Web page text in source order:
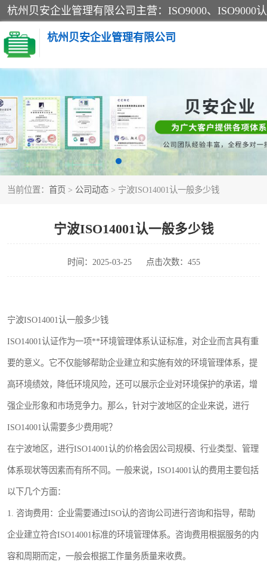
杭州贝安企业管理有限公司
当前位置： 首页 > 公司动态 > 宁波ISO14001认一般多少钱
宁波ISO14001认一般多少钱
时间：2025-03-25 点击次数：455
宁波ISO14001认一般多少钱
ISO14001认证作为一项**环境管理体系认证标准，对企业而言具有重
要的意义。它不仅能够帮助企业建立和实施有效的环境管理体系，提
高环境绩效，降低环境风险，还可以展示企业对环境保护的承诺，增
强企业形象和市场竞争力。那么，针对宁波地区的企业来说，进行
ISO14001认需要多少费用呢？
在宁波地区，进行ISO14001认的价格会因公司规模、行业类型、管理
体系现状等因素而有所不同。一般来说，ISO14001认的费用主要包括
以下几个方面：
1. 咨询费用：企业需要通过ISO认的咨询公司进行咨询和指导，帮助
企业建立符合ISO14001标准的环境管理体系。咨询费用根据服务的内
容和周期而定，一般会根据工作量务质量来收费。
CE认证
SA认证
OHSAS18001认证
45001认证